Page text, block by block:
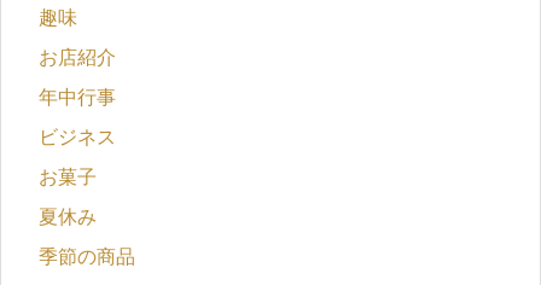
趣味
お店紹介
年中行事
ビジネス
お菓子
夏休み
季節の商品